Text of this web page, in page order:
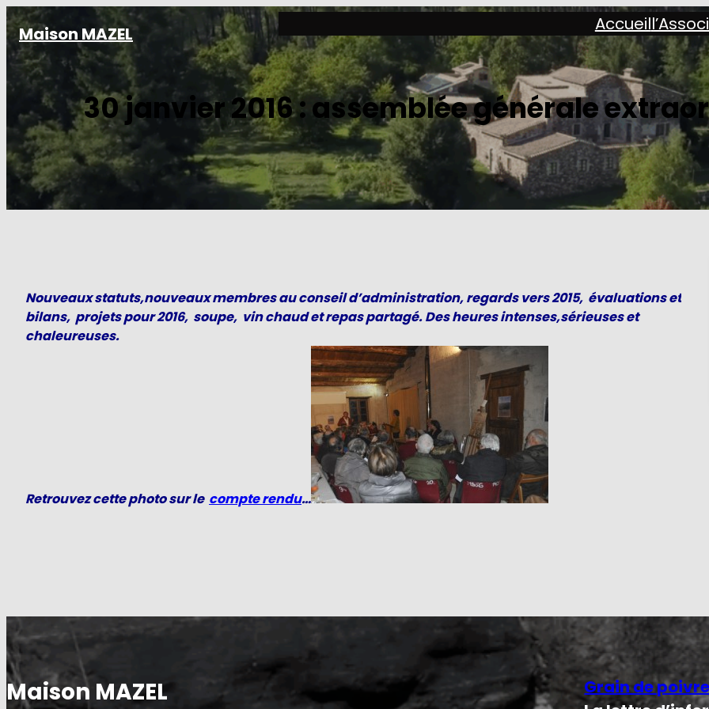
Aller
au
contenu
Maison MAZEL Accueil
30 janvier 2016 : assemblée générale
Nouveaux statuts,nouveaux membres au conseil d’administration, regards vers 2015, évaluations et
bilans, projets pour 2016, soupe, vin chaud et repas partagé. Des heures intenses,sérieuses et
chaleureuses.
Retrouvez cette photo sur le compte rendu…
Maison MAZEL
Grain de